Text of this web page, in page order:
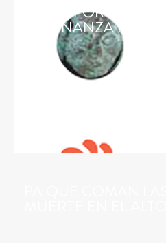
RUTAS POR EL
ENSEÑANZA BÁSICA